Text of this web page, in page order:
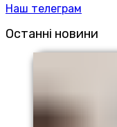
Наш телеграм
Останні новини